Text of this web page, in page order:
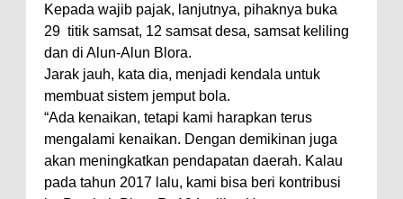
Kepada wajib pajak, lanjutnya, pihaknya buka
29 titik samsat, 12 samsat desa, samsat keliling
dan di Alun-Alun Blora.
Jarak jauh, kata dia, menjadi kendala untuk
membuat sistem jemput bola.
“Ada kenaikan, tetapi kami harapkan terus
mengalami kenaikan. Dengan demikinan juga
akan meningkatkan pendapatan daerah. Kalau
pada tahun 2017 lalu, kami bisa beri kontribusi